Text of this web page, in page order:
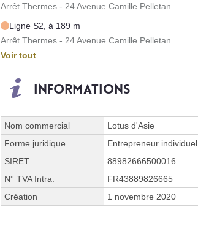
Arrêt Thermes - 24 Avenue Camille Pelletan
Ligne S2, à 189 m
Arrêt Thermes - 24 Avenue Camille Pelletan
Voir tout
Informations
Nom commercial
Lotus d'Asie
Forme juridique
Entrepreneur individuel
SIRET
88982666500016
N° TVA Intra.
FR43889826665
Création
1 novembre 2020